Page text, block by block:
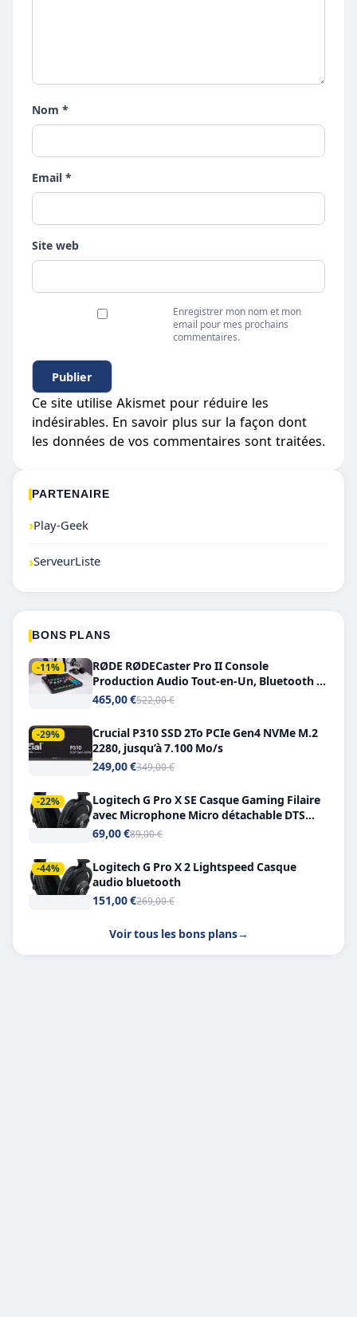
Nom *
Email *
Site web
Enregistrer mon nom et mon
email pour mes prochains
commentaires.
Ce site utilise Akismet pour réduire les
indésirables. En savoir plus sur la façon dont
les données de vos commentaires sont traitées.
PARTENAIRE
›Play-Geek
›ServeurListe
BONS PLANS
-11%
RØDE RØDECaster Pro II Console
Production Audio Tout-en-Un, Bluetooth et
Double USB-C
465,00 €522,00 €
-29%
Crucial P310 SSD 2To PCIe Gen4 NVMe M.2
2280, jusqu’à 7.100 Mo/s
249,00 €349,00 €
-22%
Logitech G Pro X SE Casque Gaming Filaire
avec Microphone Micro détachable DTS
Headphone X 7.1
69,00 €89,00 €
-44%
Logitech G Pro X 2 Lightspeed Casque
audio bluetooth
151,00 €269,00 €
Voir tous les bons plans→